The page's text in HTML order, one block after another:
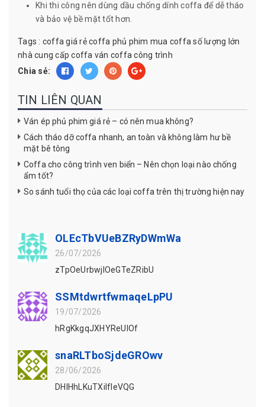
Khi thi công nên dùng dầu chống dính coffa để dễ tháo
và bảo vệ bề mặt tốt hơn.
Tags : coffa giá rẻ coffa phủ phim mua coffa số lượng lớn
nhà cung cấp coffa ván coffa công trình
Chia sẻ:
TIN LIÊN QUAN
Ván ép phủ phim giá rẻ – có nên mua không?
Cách tháo dỡ coffa nhanh, an toàn và không làm hư bề
mặt bê tông
Coffa cho công trình ven biển – Nên chọn loại nào chống
ẩm tốt?
So sánh tuổi thọ của các loại coffa trên thị trường hiện nay
OLEcTbVUeBZRyDWmWa
26/07/2026
zTpOeUrbwjlOeGTeZRibU
SSMtdwrtfwmaqeLpPU
19/07/2026
hRgKkgqJXHYReUIOf
snaRLTboSjdeGROwv
28/06/2026
DHlHhLKuTXiIfIeVQG